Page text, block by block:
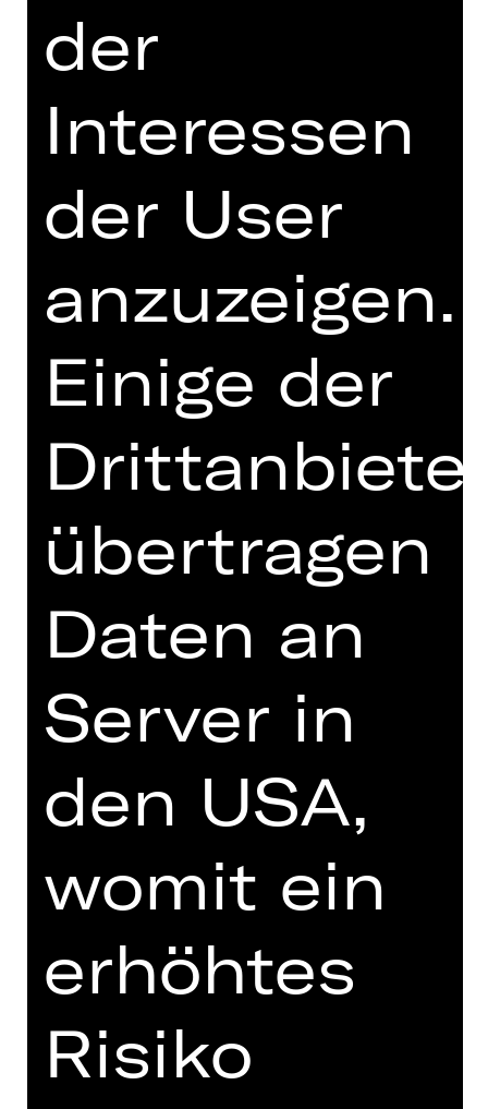
Zwei Freunde, eine Sehnsucht: Jack
führt auf dem Land ein vorbildliches
Cecily. In der Stadt allerdings geht er
seinem Vergnügen nach – und
Ernst, als der er sich dort kurzerhand
ausgibt. Sein Freund Algernon
dem nächsten ausschweifenden
Abenteuer, erfindet einen kranken
Freund namens Bunbury, der ihm
stets eine Ausrede für Ausflüge aufs
Land liefert. Den gesellschaftlichen
Konventionen entfliehen, geheime
Wünsche ausleben und gleichzeitig
den guten Ruf wahren – ein
auf Jacks Landsitz auftaucht, geraten
nicht nur Namen und Identitäten,
Herzensangelegenheiten
durcheinander. Denn Cecily und
ganz genau, was sie wollen: heiraten –
aber nur ein Mann mit dem Namen
Ernst kommt in Frage. Das doppelte
Spiel läuft Gefahr aufzufliegen, als
Hochzeiten geplant werden …
Mit virtuosem Wortwitz entfaltet sich
das Wechselspiel von Begehren und
Moral, schalem Schein und
schillernder Wahrheit. Zwischen
Gender-Bending und High-Society-
Regeln wird nichts allzu ernst
übersetzt Oscar Wildes 1895
entstandene queere Komödie in ein
der
Interessen
der User
anzuzeigen.
Einige der
übertragen
Daten an
Server in
den USA,
womit ein
erhöhtes
Risiko